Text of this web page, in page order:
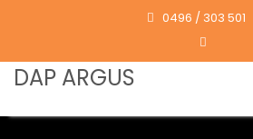
0496 / 303 501
DAP ARGUS